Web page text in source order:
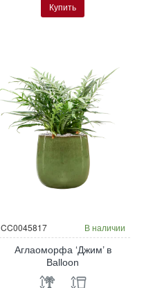
Купить
CC0045817 В наличии
Аглаоморфа ‘Джим’ в
Balloon